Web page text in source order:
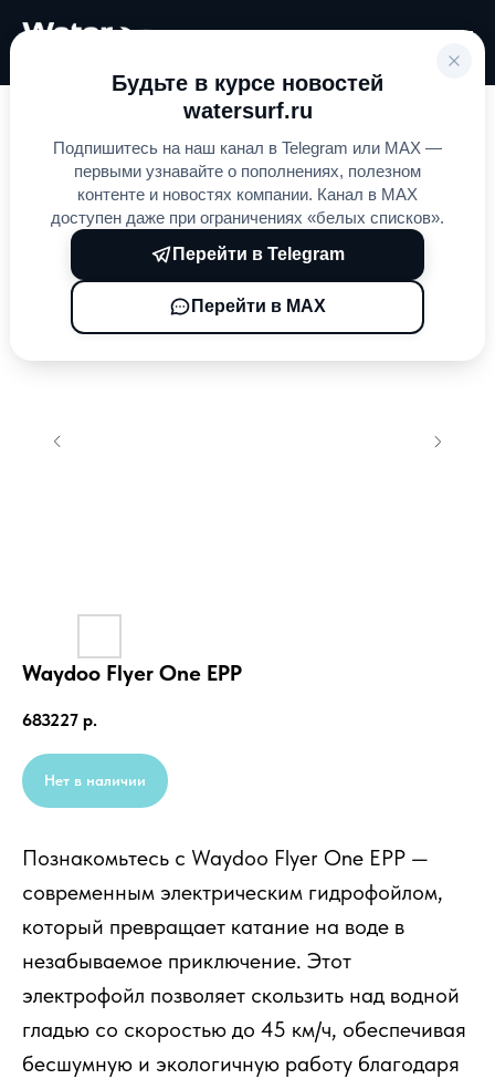
Будьте в курсе новостей
watersurf.ru
Подпишитесь на наш канал в Telegram или MAX —
первыми узнавайте о пополнениях, полезном
контенте и новостях компании. Канал в MAX
доступен даже при ограничениях «белых списков».
Перейти в Telegram
Перейти в MAX
Электрофойлы »
Waydoo Flyer One EPP
Waydoo Flyer One EPP
683227 р.
Нет в наличии
Познакомьтесь с Waydoo Flyer One EPP —
современным электрическим гидрофойлом,
который превращает катание на воде в
незабываемое приключение. Этот
электрофойл позволяет скользить над водной
гладью со скоростью до 45 км/ч, обеспечивая
бесшумную и экологичную работу благодаря